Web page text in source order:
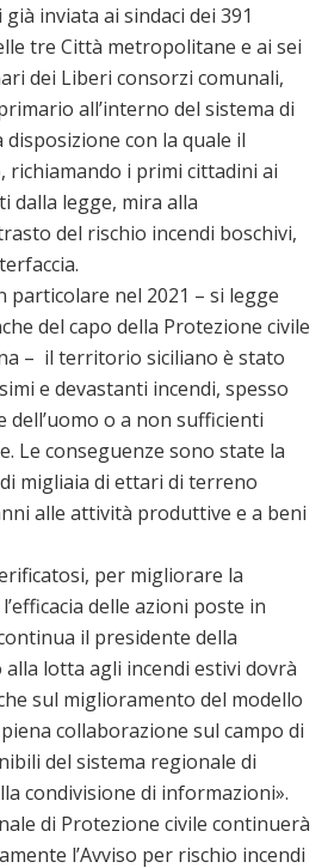
inviata ai sindaci dei 391
tre Città metropolitane e ai sei
dei Liberi consorzi comunali,
all’interno del sistema di
disposizione con la quale il
richiamando i primi cittadini ai
dalla legge, mira alla
del rischio incendi boschivi,
particolare nel 2021 – si legge
del capo della Protezione civile
– il territorio siciliano è stato
e devastanti incendi, spesso
dell’uomo o a non sufficienti
Le conseguenze sono state la
migliaia di ettari di terreno
alle attività produttive e a beni
per migliorare la
delle azioni poste in
il presidente della
alla lotta agli incendi estivi dovrà
sul miglioramento del modello
collaborazione sul campo di
del sistema regionale di
condivisione di informazioni».
di Protezione civile continuerà
l’Avviso per rischio incendi